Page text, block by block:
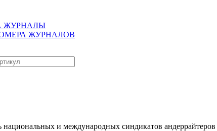
ЖУРНАЛЫ
ЖУРНАЛОВ
национальных и международных синдикатов